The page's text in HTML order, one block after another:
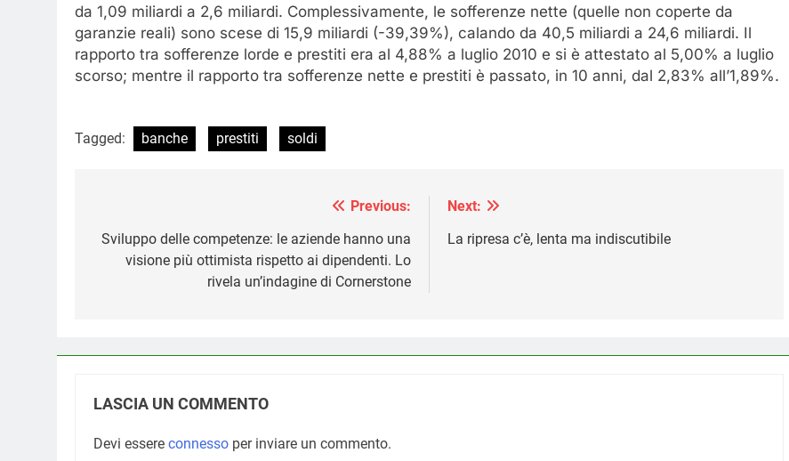
da 1,09 miliardi a 2,6 miliardi. Complessivamente, le sofferenze nette (quelle non coperte da
garanzie reali) sono scese di 15,9 miliardi (-39,39%), calando da 40,5 miliardi a 24,6 miliardi. Il
rapporto tra sofferenze lorde e prestiti era al 4,88% a luglio 2010 e si è attestato al 5,00% a luglio
scorso; mentre il rapporto tra sofferenze nette e prestiti è passato, in 10 anni, dal 2,83% all’1,89%.
Tagged: banche prestiti soldi
articoli
Previous:
Sviluppo delle competenze: le aziende hanno una
visione più ottimista rispetto ai dipendenti. Lo
rivela un’indagine di Cornerstone
Next:
La ripresa c’è, lenta ma indiscutibile
LASCIA UN COMMENTO
Devi essere connesso per inviare un commento.